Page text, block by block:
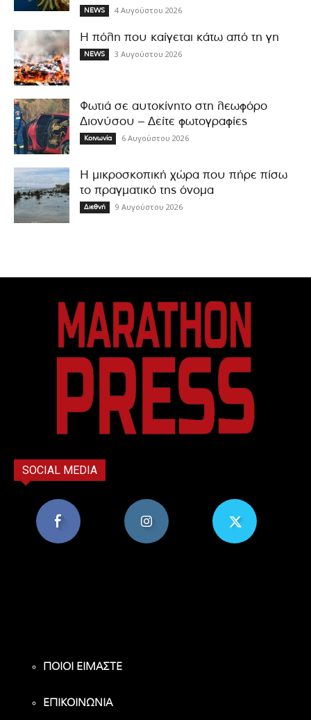
NEWS 4 Αυγούστου 2026
Η πόλη που καίγεται κάτω από τη γη
NEWS 3 Αυγούστου 2026
Φωτιά σε αυτοκίνητο στη λεωφόρο
Διονύσου – Δείτε φωτογραφίες
Κοινωνία 6 Αυγούστου 2026
Η μικροσκοπική χώρα που πήρε πίσω
το πραγματικό της όνομα
Διεθνή 9 Αυγούστου 2026
SOCIAL MEDIA
ΠΟΙΟΙ ΕΙΜΑΣΤΕ
ΕΠΙΚΟΙΝΩΝΙΑ